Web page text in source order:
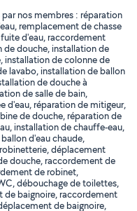
nos membres : réparation
remplacement de chasse
d'eau, raccordement
de douche, installation de
installation de colonne de
lavabo, installation de ballon
de douche à
de salle de bain,
d'eau, réparation de mitigeur,
de douche, réparation de
installation de chauffe-eau,
d'eau chaude,
déplacement
douche, raccordement de
de robinet,
débouchage de toilettes,
baignoire, raccordement
de baignoire,